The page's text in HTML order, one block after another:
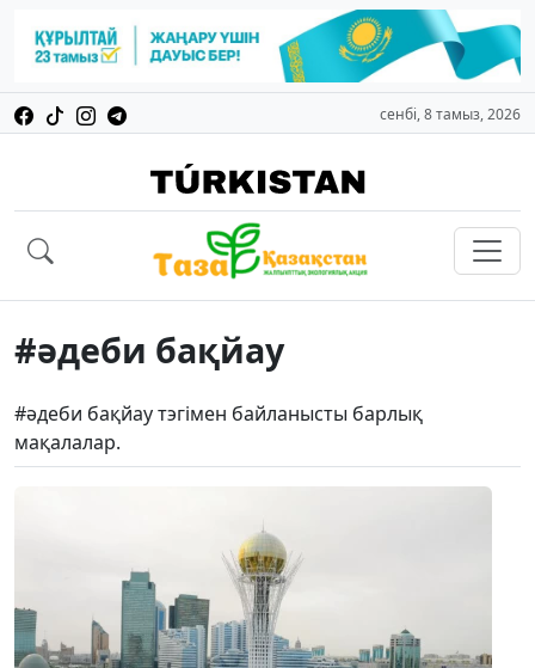
сенбі, 8 тамыз, 2026
#әдеби бақйау
#әдеби бақйау тэгімен байланысты барлық
мақалалар.